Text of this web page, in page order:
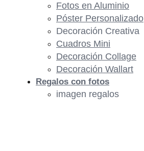
Fotos en Aluminio
Póster Personalizado
Decoración Creativa
Cuadros Mini
Decoración Collage
Decoración Wallart
Regalos con fotos
imagen regalos